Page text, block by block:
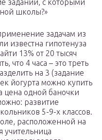
заданий, с которыми
школы?»
задачам из
известна гипотенуза
13% от 20 тысяч
что 4 часа – это треть
на 3 (задание
йогурта можно купить
цена одной баночки
развитие
5-9-х классов.
расположенной на
учительница